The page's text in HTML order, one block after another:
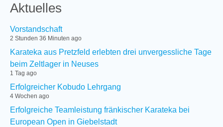
Aktuelles
Vorstandschaft
2 Stunden 36 Minuten ago
Karateka aus Pretzfeld erlebten drei unvergessliche Tage
beim Zeltlager in Neuses
1 Tag ago
Erfolgreicher Kobudo Lehrgang
4 Wochen ago
Erfolgreiche Teamleistung fränkischer Karateka bei
European Open in Giebelstadt